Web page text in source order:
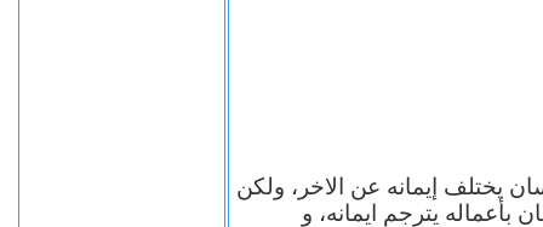
يختلف إيمانه عن الاخر، ولكن
بأعماله يترجم ايمانه، و